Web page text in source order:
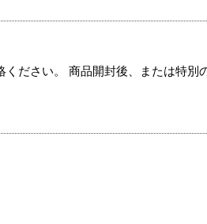
ださい。 商品開封後、または特別